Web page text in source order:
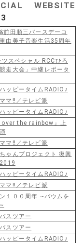
WEBSITE
前田順三バースデーコ
由美子音楽生活35周年
ツスペシャル RCCひろ
走大会」中継レポータ
ッピータイムRADIO♪
マ‼／テレビ派
ッピータイムRADIO♪
over the rainbow』上
マ‼／テレビ派
ゃんプロジェクト 復興
ッピータイムRADIO♪
マ‼／テレビ派
１００周年 ~バウムを
スツアー
スツアー
ッピータイムRADIO♪